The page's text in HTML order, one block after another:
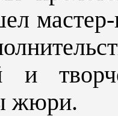
и
жюри.